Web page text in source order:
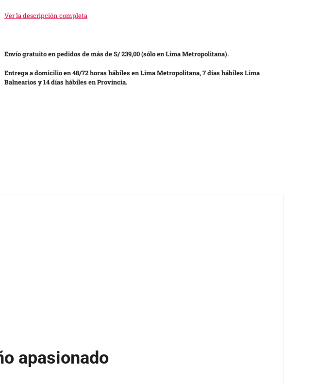
Ver la descripción completa
Envío gratuito en pedidos de más de S/ 239,00 (sólo en Lima Metropolitana).
Entrega a domicilio en 48/72 horas hábiles en Lima Metropolitana, 7 días hábiles Lima
Balnearios y 14 días hábiles en Provincia.
apasionado